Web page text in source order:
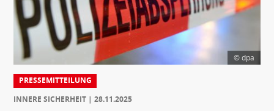
© dpa
PRESSEMITTEILUNG
INNERE SICHERHEIT
28.11.2025